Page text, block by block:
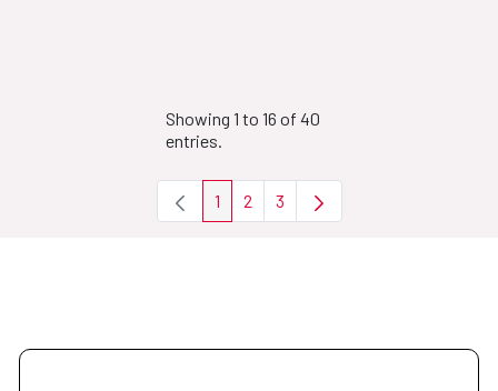
Showing 1 to 16 of 40
entries.
Page
1 Page
2 Page
3